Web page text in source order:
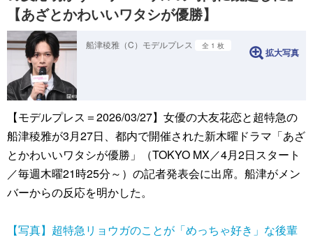
【あざとかわいいワタシが優勝】
船津稜雅（C）モデルプレス 全 1 枚
拡大写真
【モデルプレス＝2026/03/27】女優の大友花恋と超特急の
船津稜雅が3月27日、都内で開催された新木曜ドラマ「あざ
とかわいいワタシが優勝」（TOKYO MX／4月2日スタート
／毎週木曜21時25分～）の記者発表会に出席。船津がメン
バーからの反応を明かした。
【写真】超特急リョウガのことが「めっちゃ好き」な後輩